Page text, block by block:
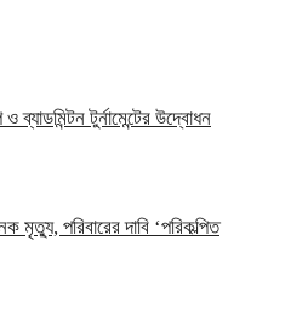
টুর্নামেন্টের উদ্বোধন
মৃত্যু, পরিবারের দাবি ‘পরিকল্পিত